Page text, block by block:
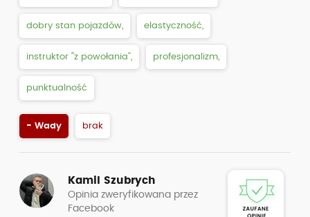
dobry stan pojazdów, elastyczność,
instruktor “z powołania”, profesjonalizm,
punktualność
- Wady brak
Kamil Szubrych
Opinia zweryfikowana przez
Facebook